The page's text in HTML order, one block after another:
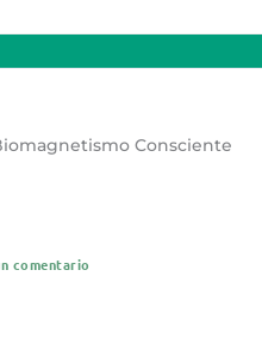
Consciente
comentario